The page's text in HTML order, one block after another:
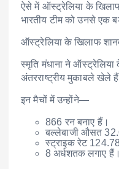
ऐसे में ऑस्ट्रेलिया के
भारतीय टीम को उनसे एक
ऑस्ट्रेलिया के खिलाफ
स्मृति मंधाना ने
अंतरराष्ट्रीय मुकाबले खेले
इन मैचों में उन्होंने—
866 रन बनाए हैं।
बल्लेबाजी औसत
स्ट्राइक रेट
8 अर्धशतक लगाए हैं।